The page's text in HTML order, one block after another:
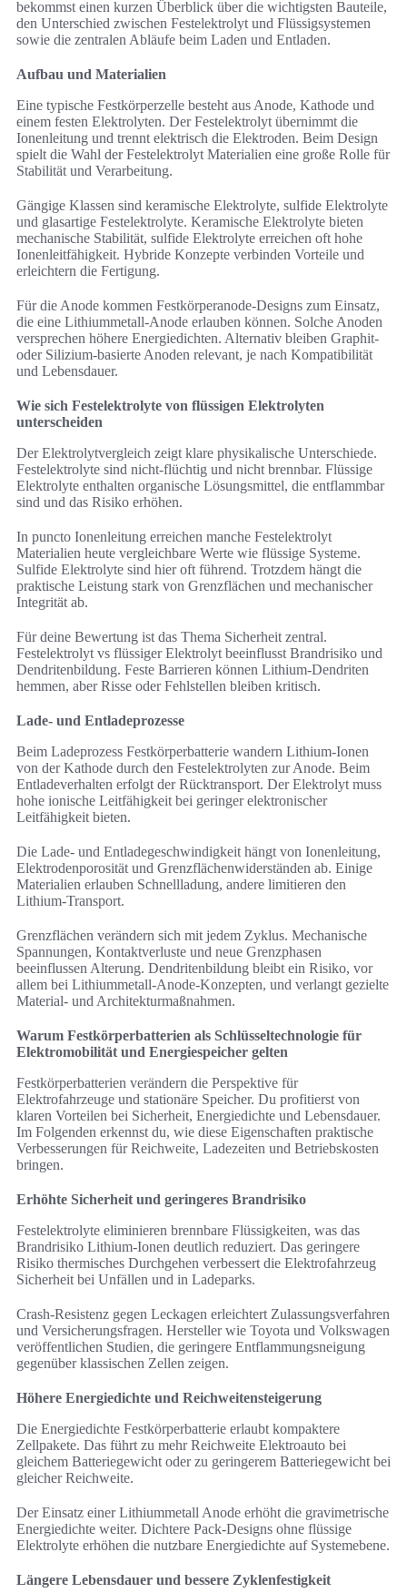
bekommst einen kurzen Überblick über die wichtigsten Bauteile,
den Unterschied zwischen Festelektrolyt und Flüssigsystemen
sowie die zentralen Abläufe beim Laden und Entladen.
Aufbau und Materialien
Eine typische Festkörperzelle besteht aus Anode, Kathode und
einem festen Elektrolyten. Der Festelektrolyt übernimmt die
Ionenleitung und trennt elektrisch die Elektroden. Beim Design
spielt die Wahl der Festelektrolyt Materialien eine große Rolle für
Stabilität und Verarbeitung.
Gängige Klassen sind keramische Elektrolyte, sulfide Elektrolyte
und glasartige Festelektrolyte. Keramische Elektrolyte bieten
mechanische Stabilität, sulfide Elektrolyte erreichen oft hohe
Ionenleitfähigkeit. Hybride Konzepte verbinden Vorteile und
erleichtern die Fertigung.
Für die Anode kommen Festkörperanode-Designs zum Einsatz,
die eine Lithiummetall-Anode erlauben können. Solche Anoden
versprechen höhere Energiedichten. Alternativ bleiben Graphit-
oder Silizium-basierte Anoden relevant, je nach Kompatibilität
und Lebensdauer.
Wie sich Festelektrolyte von flüssigen Elektrolyten
unterscheiden
Der Elektrolytvergleich zeigt klare physikalische Unterschiede.
Festelektrolyte sind nicht-flüchtig und nicht brennbar. Flüssige
Elektrolyte enthalten organische Lösungsmittel, die entflammbar
sind und das Risiko erhöhen.
In puncto Ionenleitung erreichen manche Festelektrolyt
Materialien heute vergleichbare Werte wie flüssige Systeme.
Sulfide Elektrolyte sind hier oft führend. Trotzdem hängt die
praktische Leistung stark von Grenzflächen und mechanischer
Integrität ab.
Für deine Bewertung ist das Thema Sicherheit zentral.
Festelektrolyt vs flüssiger Elektrolyt beeinflusst Brandrisiko und
Dendritenbildung. Feste Barrieren können Lithium-Dendriten
hemmen, aber Risse oder Fehlstellen bleiben kritisch.
Lade- und Entladeprozesse
Beim Ladeprozess Festkörperbatterie wandern Lithium-Ionen
von der Kathode durch den Festelektrolyten zur Anode. Beim
Entladeverhalten erfolgt der Rücktransport. Der Elektrolyt muss
hohe ionische Leitfähigkeit bei geringer elektronischer
Leitfähigkeit bieten.
Die Lade- und Entladegeschwindigkeit hängt von Ionenleitung,
Elektrodenporosität und Grenzflächenwiderständen ab. Einige
Materialien erlauben Schnellladung, andere limitieren den
Lithium-Transport.
Grenzflächen verändern sich mit jedem Zyklus. Mechanische
Spannungen, Kontaktverluste und neue Grenzphasen
beeinflussen Alterung. Dendritenbildung bleibt ein Risiko, vor
allem bei Lithiummetall-Anode-Konzepten, und verlangt gezielte
Material- und Architekturmaßnahmen.
Warum Festkörperbatterien als Schlüsseltechnologie für
Elektromobilität und Energiespeicher gelten
Festkörperbatterien verändern die Perspektive für
Elektrofahrzeuge und stationäre Speicher. Du profitierst von
klaren Vorteilen bei Sicherheit, Energiedichte und Lebensdauer.
Im Folgenden erkennst du, wie diese Eigenschaften praktische
Verbesserungen für Reichweite, Ladezeiten und Betriebskosten
bringen.
Erhöhte Sicherheit und geringeres Brandrisiko
Festelektrolyte eliminieren brennbare Flüssigkeiten, was das
Brandrisiko Lithium-Ionen deutlich reduziert. Das geringere
Risiko thermisches Durchgehen verbessert die Elektrofahrzeug
Sicherheit bei Unfällen und in Ladeparks.
Crash-Resistenz gegen Leckagen erleichtert Zulassungsverfahren
und Versicherungsfragen. Hersteller wie Toyota und Volkswagen
veröffentlichen Studien, die geringere Entflammungsneigung
gegenüber klassischen Zellen zeigen.
Höhere Energiedichte und Reichweitensteigerung
Die Energiedichte Festkörperbatterie erlaubt kompaktere
Zellpakete. Das führt zu mehr Reichweite Elektroauto bei
gleichem Batteriegewicht oder zu geringerem Batteriegewicht bei
gleicher Reichweite.
Der Einsatz einer Lithiummetall Anode erhöht die gravimetrische
Energiedichte weiter. Dichtere Pack-Designs ohne flüssige
Elektrolyte erhöhen die nutzbare Energiedichte auf Systemebene.
Längere Lebensdauer und bessere Zyklenfestigkeit